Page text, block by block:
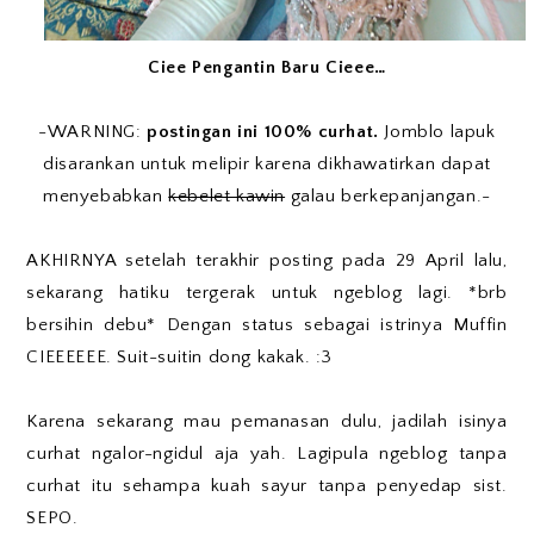
Ciee Pengantin Baru Cieee…
-WARNING: postingan ini 100% curhat. Jomblo lapuk
disarankan untuk melipir karena dikhawatirkan dapat
menyebabkankebelet kawin galau berkepanjangan.-
AKHIRNYA setelah terakhir posting pada 29 April lalu,
sekarang hatiku tergerak untuk ngeblog lagi. *brb
bersihin debu* Dengan status sebagai istrinya Muffin
CIEEEEEE. Suit-suitin dong kakak. :3
Karena sekarang mau pemanasan dulu, jadilah isinya
curhat ngalor-ngidul aja yah. Lagipula ngeblog tanpa
curhat itu sehampa kuah sayur tanpa penyedap sist.
SEPO.